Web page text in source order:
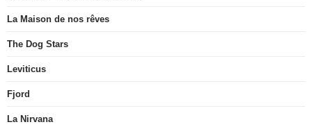
La Maison de nos rêves
The Dog Stars
Leviticus
Fjord
La Nirvana